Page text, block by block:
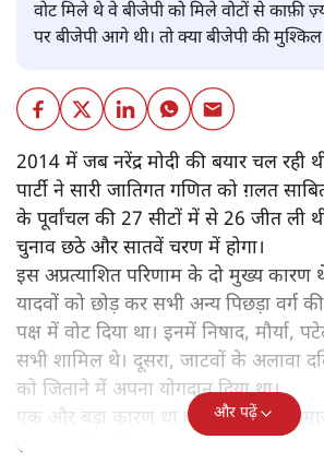
वोट मिले थे वे बीजेपी को मिले वोटों से काफ़ी
पर बीजेपी आगे थी। तो क्या बीजेपी की मुश्किल
2014 में जब नरेंद्र मोदी की बयार चल रही
पार्टी ने सारी जातिगत गणित को ग़लत
के पूर्वांचल की 27 सीटों में से 26 जीत ली
चुनाव छठे और सातवें चरण में होगा।
इस अप्रत्याशित परिणाम के दो मुख्य कारण
यादवों को छोड़ कर सभी अन्य पिछड़ा वर्ग
पक्ष में वोट दिया था। इनमें निषाद, मौर्या,
सभी शामिल थे। दूसरा, जाटवों के अलावा
को जिताने में अपना योगदान दिया था।
एक और बड़ा कारण था कांग्रेस, बहुजन
समाजवादी पार्टी का अलग-अलग चुनाव
और पढ़ें